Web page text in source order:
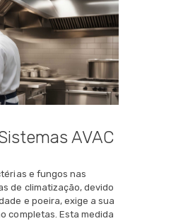
AVAC
e fungos nas
de climatização, devido
e poeira, exige a sua
completas. Esta medida